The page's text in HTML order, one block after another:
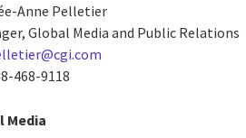
Anne Pelletier
Global Media and Public Relations
468-9118
Media